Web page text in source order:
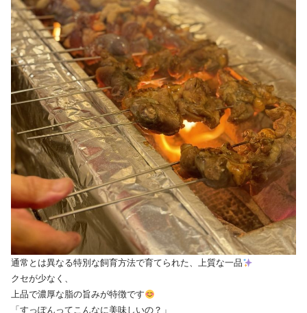
通常とは異なる特別な飼育方法で育てられた、上質な一品
クセが少なく、
上品で濃厚な脂の旨みが特徴です
「すっぽんってこんなに美味しいの？」